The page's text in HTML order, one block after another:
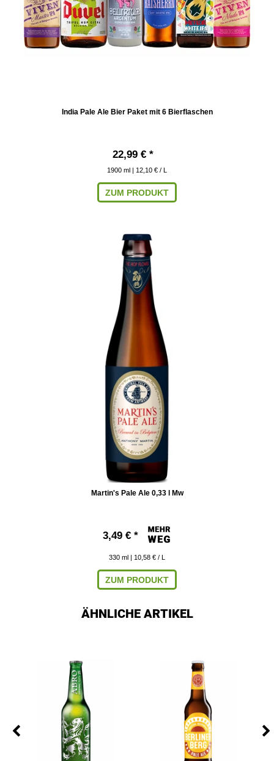
India Pale Ale Bier Paket mit 6 Bierflaschen
22,99 € *
1900 ml | 12,10 € / L
ZUM PRODUKT
Martin's Pale Ale 0,33 l Mw
3,49 € *
330 ml | 10,58 € / L
ZUM PRODUKT
ÄHNLICHE ARTIKEL